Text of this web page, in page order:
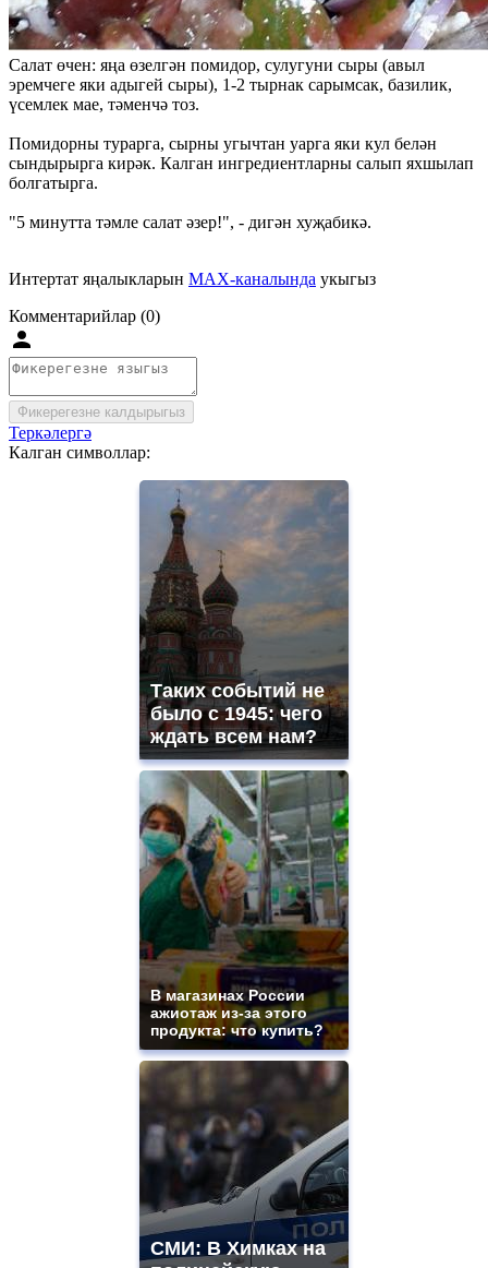
Салат өчен: яңа өзелгән помидор, сулугуни сыры (авыл
эремчеге яки адыгей сыры), 1-2 тырнак сарымсак, базилик,
үсемлек мае, тәменчә тоз.
Помидорны турарга, сырны угычтан уарга яки кул белән
сындырырга кирәк. Калган ингредиентларны салып яхшылап
болгатырга.
"5 минутта тәмле салат әзер!", - дигән хуҗабикә.
Интертат яңалыкларын MAX-каналында укыгыз
Комментарийлар (0)
Фикерегезне калдырыгыз
Теркәлергә
Калган символлар:
Таких событий не
было с 1945: чего
ждать всем нам?
В магазинах России
ажиотаж из-за этого
продукта: что купить?
СМИ: В Химках на